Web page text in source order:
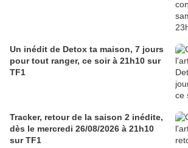
Un inédit de Detox ta maison, 7 jours
pour tout ranger, ce soir à 21h10 sur
TF1
Tracker, retour de la saison 2 inédite,
dès le mercredi 26/08/2026 à 21h10
sur TF1